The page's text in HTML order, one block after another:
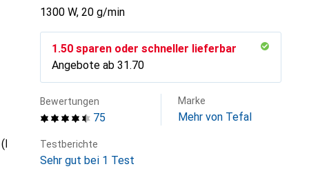
1300 W, 20 g/min
CHF
1.50 sparen oder schneller lieferbar
Angebote ab CHF
31.70
75
Bewertungen Marke
Mehr von Tefal
Testberichte
Sehr gut bei 1 Test